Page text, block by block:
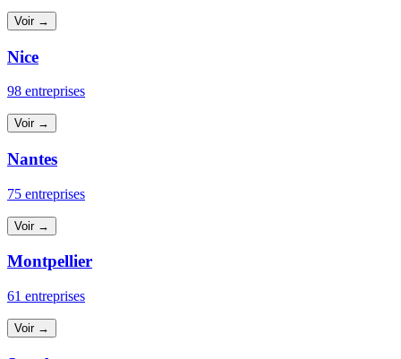
Voir →
Nice
98 entreprises
Voir →
Nantes
75 entreprises
Voir →
Montpellier
61 entreprises
Voir →